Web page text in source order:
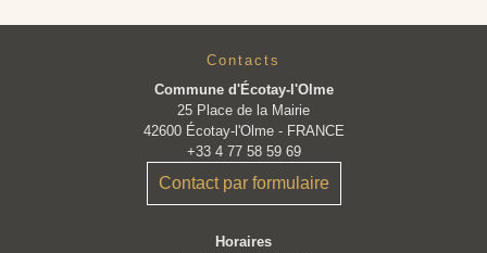
Contacts
Commune d'Écotay-l'Olme
25 Place de la Mairie
42600 Écotay-l'Olme - FRANCE
+33 4 77 58 59 69
Contact par formulaire
Horaires